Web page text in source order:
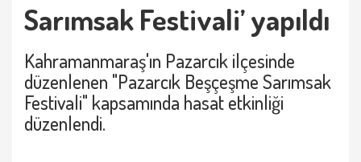
Sarımsak Festivali’ yapıldı
Kahramanmaraş'ın Pazarcık ilçesinde
düzenlenen "Pazarcık Beşçeşme Sarımsak
Festivali" kapsamında hasat etkinliği
düzenlendi.